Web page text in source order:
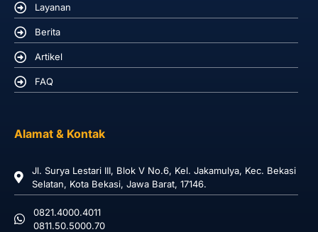
Layanan
Berita
Artikel
FAQ
Alamat & Kontak
Jl. Surya Lestari III, Blok V No.6, Kel. Jakamulya, Kec. Bekasi
Selatan, Kota Bekasi, Jawa Barat, 17146.
0821.4000.4011
0811.50.5000.70